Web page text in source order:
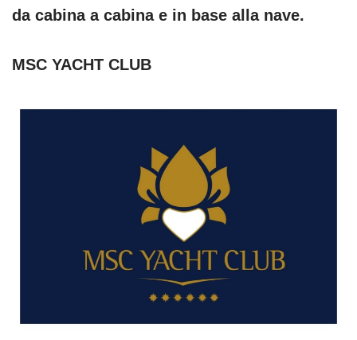
da cabina a cabina e in base alla nave.
MSC YACHT CLUB